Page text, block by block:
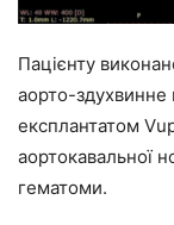
Пацієнту
аорто-здухвинне
експлантатом
аортокавальної
гематоми.